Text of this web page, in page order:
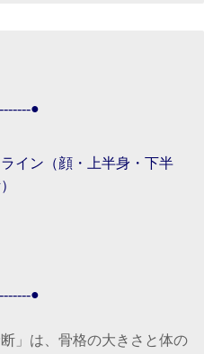
●
イン（顔・上半身・下半
●
」は、骨格の大きさと体の